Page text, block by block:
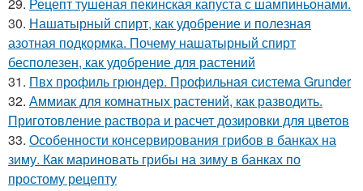
29. Рецепт тушеная пекинская капуста с шампиньонами.
30. Нашатырный спирт, как удобрение и полезная
азотная подкормка. Почему нашатырный спирт
бесполезен, как удобрение для растений
31. Пвх профиль грюндер. Профильная система Grunder
32. Аммиак для комнатных растений, как разводить.
Приготовление раствора и расчет дозировки для цветов
33. Особенности консервирования грибов в банках на
зиму. Как мариновать грибы на зиму в банках по
простому рецепту